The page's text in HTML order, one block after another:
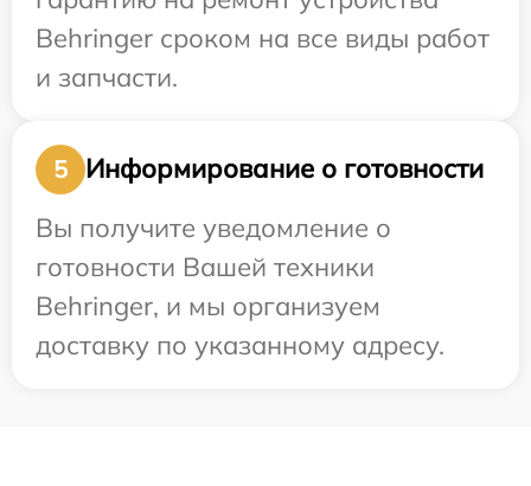
Behringer сроком на все виды работ
и запчасти.
5
Информирование о готовности
Вы получите уведомление о
готовности Вашей техники
Behringer, и мы организуем
доставку по указанному адресу.